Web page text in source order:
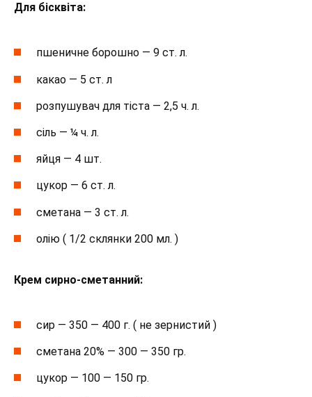
Для бісквіта:
пшеничне борошно — 9 ст. л.
какао — 5 ст. л
розпушувач для тіста — 2,5 ч. л.
сіль — ¼ ч. л.
яйця — 4 шт.
цукор — 6 ст. л.
сметана — 3 ст. л.
олію ( 1/2 склянки 200 мл. )
Крем сирно-сметанний:
сир — 350 — 400 г. ( не зернистий )
сметана 20% — 300 — 350 гр.
цукор — 100 — 150 гр.